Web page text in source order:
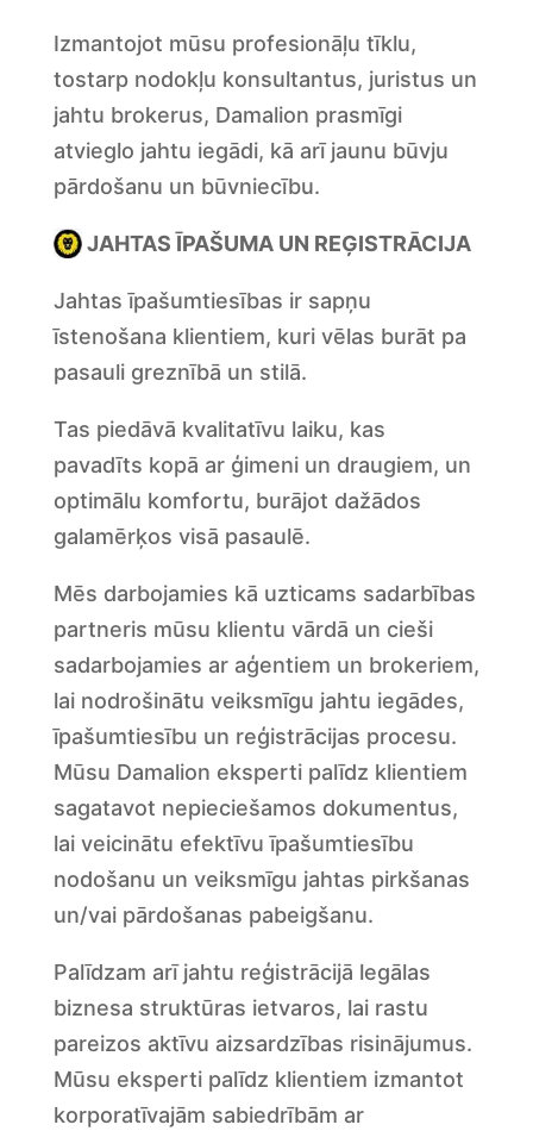
Izmantojot mūsu profesionāļu tīklu,
tostarp nodokļu konsultantus, juristus un
jahtu brokerus, Damalion prasmīgi
atvieglo jahtu iegādi, kā arī jaunu būvju
pārdošanu un būvniecību.
JAHTAS ĪPAŠUMA UN REĢISTRĀCIJA
Jahtas īpašumtiesības ir sapņu
īstenošana klientiem, kuri vēlas burāt pa
pasauli greznībā un stilā.
Tas piedāvā kvalitatīvu laiku, kas
pavadīts kopā ar ģimeni un draugiem, un
optimālu komfortu, burājot dažādos
galamērķos visā pasaulē.
Mēs darbojamies kā uzticams sadarbības
partneris mūsu klientu vārdā un cieši
sadarbojamies ar aģentiem un brokeriem,
lai nodrošinātu veiksmīgu jahtu iegādes,
īpašumtiesību un reģistrācijas procesu.
Mūsu Damalion eksperti palīdz klientiem
sagatavot nepieciešamos dokumentus,
lai veicinātu efektīvu īpašumtiesību
nodošanu un veiksmīgu jahtas pirkšanas
un/vai pārdošanas pabeigšanu.
Palīdzam arī jahtu reģistrācijā legālas
biznesa struktūras ietvaros, lai rastu
pareizos aktīvu aizsardzības risinājumus.
Mūsu eksperti palīdz klientiem izmantot
korporatīvajām sabiedrībām ar